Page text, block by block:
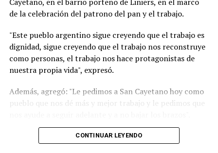
de la celebración del patrono del pan y el trabajo.
"Este pueblo argentino sigue creyendo que el trabajo es
dignidad, sigue creyendo que el trabajo nos reconstruye
como personas, el trabajo nos hace protagonistas de
nuestra propia vida", expresó.
Además, agregó: "Le pedimos a San Cayetano hoy como
pueblo que nos dé más y mejor trabajo y le pedimos que
"Un signo de esperanza es verlos a todos ustedes
CONTINUAR LEYENDO